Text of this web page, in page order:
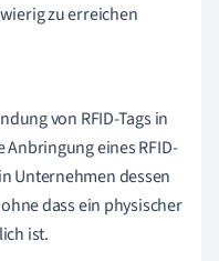
zu erreichen
von RFID-Tags in
eines RFID-
Unternehmen dessen
dass ein physischer
ist.